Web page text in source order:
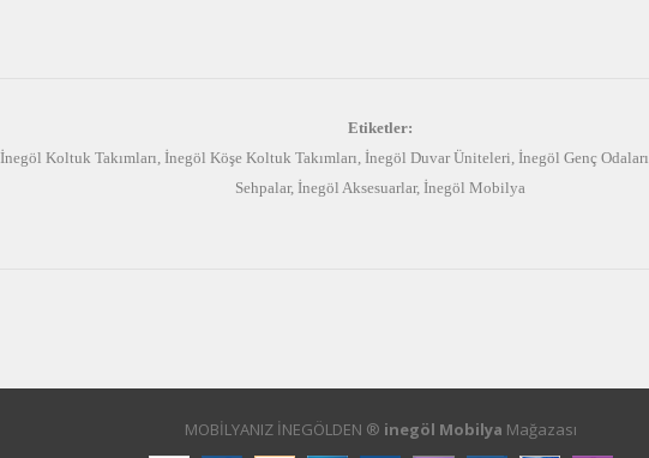
Etiketler:
İnegöl Koltuk Takımları İnegöl Köşe Koltuk Takımları İnegöl Duvar Üniteleri İnegöl Genç Odaları
Sehpalar, İnegöl Aksesuarlar, İnegöl Mobilya
MOBİLYANIZ İNEGÖLDEN ® inegöl Mobilya Mağazası